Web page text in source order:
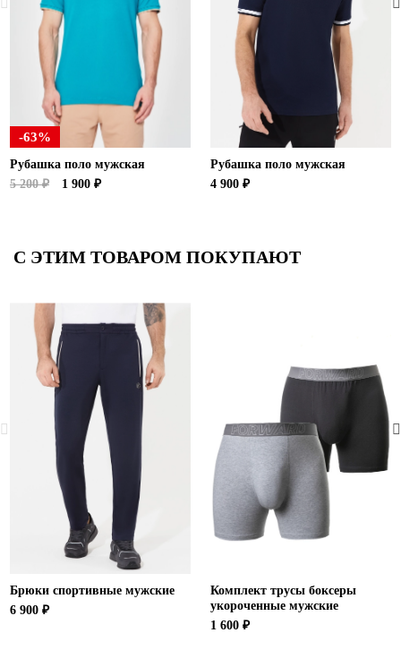
-63%
Рубашка поло мужская
5 200 ₽
1 900 ₽
Рубашка поло мужская
4 900 ₽
С ЭТИМ ТОВАРОМ ПОКУПАЮТ
Брюки спортивные мужские
6 900 ₽
Комплект трусы боксеры
укороченные мужские
1 600 ₽